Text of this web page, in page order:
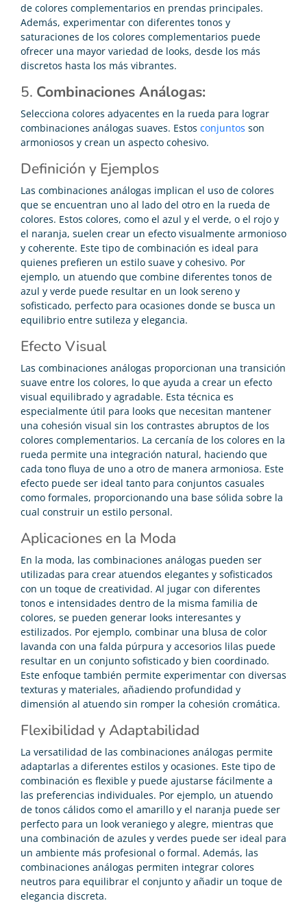
de colores complementarios en prendas principales.
Además, experimentar con diferentes tonos y
saturaciones de los colores complementarios puede
ofrecer una mayor variedad de looks, desde los más
discretos hasta los más vibrantes.
5. Combinaciones Análogas:
Selecciona colores adyacentes en la rueda para lograr
combinaciones análogas suaves. Estos conjuntos son
armoniosos y crean un aspecto cohesivo.
Definición y Ejemplos
Las combinaciones análogas implican el uso de colores
que se encuentran uno al lado del otro en la rueda de
colores. Estos colores, como el azul y el verde, o el rojo y
el naranja, suelen crear un efecto visualmente armonioso
y coherente. Este tipo de combinación es ideal para
quienes prefieren un estilo suave y cohesivo. Por
ejemplo, un atuendo que combine diferentes tonos de
azul y verde puede resultar en un look sereno y
sofisticado, perfecto para ocasiones donde se busca un
equilibrio entre sutileza y elegancia.
Efecto Visual
Las combinaciones análogas proporcionan una transición
suave entre los colores, lo que ayuda a crear un efecto
visual equilibrado y agradable. Esta técnica es
especialmente útil para looks que necesitan mantener
una cohesión visual sin los contrastes abruptos de los
colores complementarios. La cercanía de los colores en la
rueda permite una integración natural, haciendo que
cada tono fluya de uno a otro de manera armoniosa. Este
efecto puede ser ideal tanto para conjuntos casuales
como formales, proporcionando una base sólida sobre la
cual construir un estilo personal.
Aplicaciones en la Moda
En la moda, las combinaciones análogas pueden ser
utilizadas para crear atuendos elegantes y sofisticados
con un toque de creatividad. Al jugar con diferentes
tonos e intensidades dentro de la misma familia de
colores, se pueden generar looks interesantes y
estilizados. Por ejemplo, combinar una blusa de color
lavanda con una falda púrpura y accesorios lilas puede
resultar en un conjunto sofisticado y bien coordinado.
Este enfoque también permite experimentar con diversas
texturas y materiales, añadiendo profundidad y
dimensión al atuendo sin romper la cohesión cromática.
Flexibilidad y Adaptabilidad
La versatilidad de las combinaciones análogas permite
adaptarlas a diferentes estilos y ocasiones. Este tipo de
combinación es flexible y puede ajustarse fácilmente a
las preferencias individuales. Por ejemplo, un atuendo
de tonos cálidos como el amarillo y el naranja puede ser
perfecto para un look veraniego y alegre, mientras que
una combinación de azules y verdes puede ser ideal para
un ambiente más profesional o formal. Además, las
combinaciones análogas permiten integrar colores
neutros para equilibrar el conjunto y añadir un toque de
elegancia discreta.